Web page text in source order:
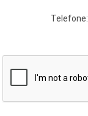
Telefone: